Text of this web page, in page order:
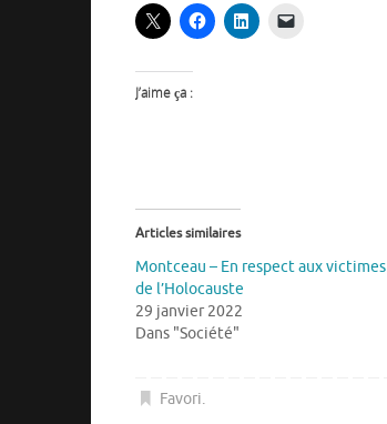
J’aime ça :
Articles similaires
Montceau – En respect aux victimes
de l’Holocauste
29 janvier 2022
Dans "Société"
Favori.